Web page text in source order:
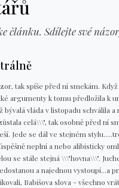
článku. Sdílejte své
tak spíše před ní smekám.
argumenty k tomu předložila k
bývalá vláda v listopadu schválila
celá\\\", tak osobně před ní
Jede se dál ve stejném
neplní a nebo alibisticky
se stále stejná \\\"hovna\\\".
a najednou vystoupí...a
Babišova slova - všechno